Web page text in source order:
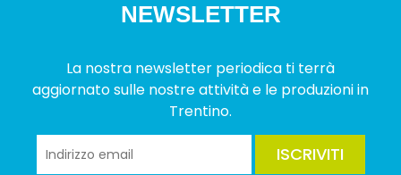
NEWSLETTER
La nostra newsletter periodica ti terrà
aggiornato sulle nostre attività e le produzioni in
Trentino.
ISCRIVITI